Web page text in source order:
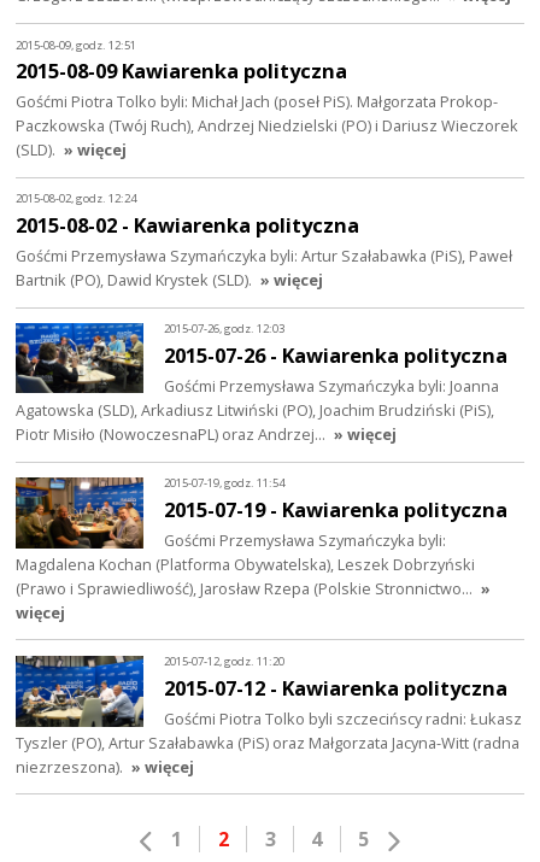
2015-08-09, godz. 12:51
2015-08-09 Kawiarenka polityczna
Gośćmi Piotra Tolko byli: Michał Jach (poseł PiS). Małgorzata Prokop-
Paczkowska (Twój Ruch), Andrzej Niedzielski (PO) i Dariusz Wieczorek
(SLD). » więcej
2015-08-02, godz. 12:24
2015-08-02 - Kawiarenka polityczna
Gośćmi Przemysława Szymańczyka byli: Artur Szałabawka (PiS), Paweł
Bartnik (PO), Dawid Krystek (SLD). » więcej
2015-07-26, godz. 12:03
2015-07-26 - Kawiarenka polityczna
Gośćmi Przemysława Szymańczyka byli: Joanna
Agatowska (SLD), Arkadiusz Litwiński (PO), Joachim Brudziński (PiS),
Piotr Misiło (NowoczesnaPL) oraz Andrzej… » więcej
2015-07-19, godz. 11:54
2015-07-19 - Kawiarenka polityczna
Gośćmi Przemysława Szymańczyka byli:
Magdalena Kochan (Platforma Obywatelska), Leszek Dobrzyński
(Prawo i Sprawiedliwość), Jarosław Rzepa (Polskie Stronnictwo… »
więcej
2015-07-12, godz. 11:20
2015-07-12 - Kawiarenka polityczna
Gośćmi Piotra Tolko byli szczecińscy radni: Łukasz
Tyszler (PO), Artur Szałabawka (PiS) oraz Małgorzata Jacyna-Witt (radna
niezrzeszona). » więcej
1 2 3 4 5